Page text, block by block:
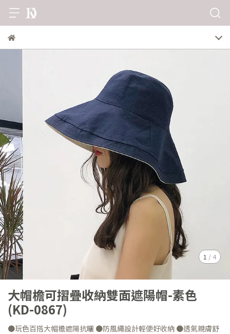
1 / 4
大帽檐可摺疊收納雙面遮陽帽-素色
(KD-0867)
●玩色百搭大帽檐遮陽抗曬 ●防風繩設計輕便好收納 ●透氣親膚舒